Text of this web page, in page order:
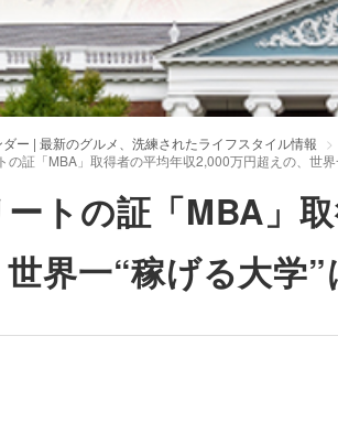
ー | 最新のグルメ、洗練されたライフスタイル情報
の証「MBA」取得者の平均年収2,000万円超えの、世界
トの証「MBA」
界一“稼げる大学”